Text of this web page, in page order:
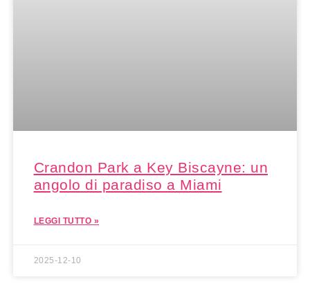
Crandon Park a Key Biscayne: un
angolo di paradiso a Miami
LEGGI TUTTO »
2025-12-10